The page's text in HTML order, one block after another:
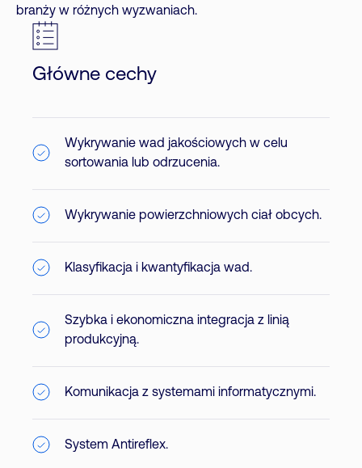
branży w różnych wyzwaniach.
Główne cechy
Wykrywanie wad jakościowych w celu
sortowania lub odrzucenia.
Wykrywanie powierzchniowych ciał obcych.
Klasyfikacja i kwantyfikacja wad.
Szybka i ekonomiczna integracja z linią
produkcyjną.
Komunikacja z systemami informatycznymi.
System Antireflex.